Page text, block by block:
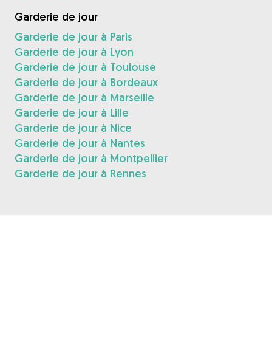
Garderie de jour
Garderie de jour à Paris
Garderie de jour à Lyon
Garderie de jour à Toulouse
Garderie de jour à Bordeaux
Garderie de jour à Marseille
Garderie de jour à Lille
Garderie de jour à Nice
Garderie de jour à Nantes
Garderie de jour à Montpellier
Garderie de jour à Rennes